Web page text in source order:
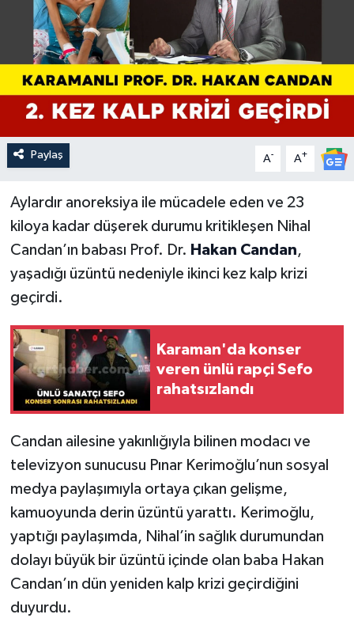
Paylaş A- A+
Aylardır anoreksiya ile mücadele eden ve 23
kiloya kadar düşerek durumu kritikleşen Nihal
Candan’ın babası Prof. Dr. Hakan Candan,
yaşadığı üzüntü nedeniyle ikinci kez kalp krizi
geçirdi.
Karaman'da konser
veren ünlü rapçi Sefo
rahatsızlandı
Candan ailesine yakınlığıyla bilinen modacı ve
televizyon sunucusu Pınar Kerimoğlu’nun sosyal
medya paylaşımıyla ortaya çıkan gelişme,
kamuoyunda derin üzüntü yarattı. Kerimoğlu,
yaptığı paylaşımda, Nihal’in sağlık durumundan
dolayı büyük bir üzüntü içinde olan baba Hakan
Candan’ın dün yeniden kalp krizi geçirdiğini
duyurdu.